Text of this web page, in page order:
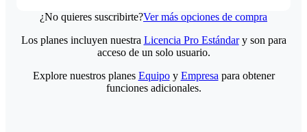
¿No quieres suscribirte?Ver más opciones de compra
Los planes incluyen nuestra Licencia Pro Estándary son para
acceso de un solo usuario.
Explore nuestros planes Equipoy Empresa para obtener
funciones adicionales.